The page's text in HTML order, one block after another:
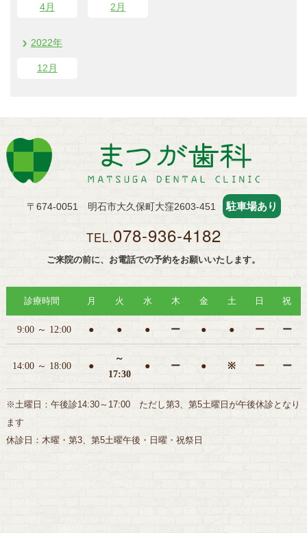
4月 2 月
2022年
12月
〒674-0051 明石市大久保町大窪2603-451 駐車場あり
TEL.078-936-4182
ご来院の前に、お電話での予約をお願いいたします。
診療時間 月 火 水 木 金 土 日 祝
9:00 ～ 12:00 ● ● ● ー ● ● ー ー
14:00 ～ 18:00 ●
～
17:30
● ー ● ※ ー ー
※土曜日：午後診14:30～17:00 ただし第3、第5土曜日が午後休診となり
ます
休診日：木曜・第3、第5土曜午後・日曜・祝祭日